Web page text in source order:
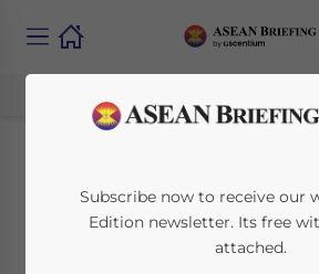
新加坡外籍劳工
新规正式生效
Subscribe now to receive our
Edition newsletter. Its free
attached.